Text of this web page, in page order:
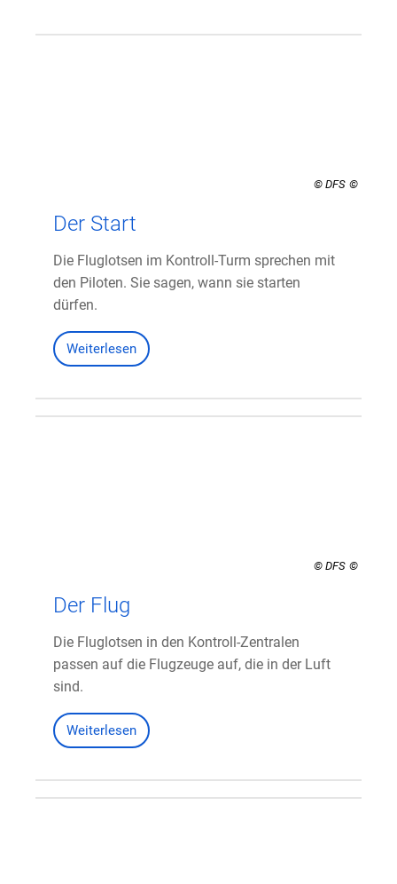
© DFS
Der Start
Die Fluglotsen im Kontroll-Turm sprechen mit
den Piloten. Sie sagen, wann sie starten
dürfen.
Weiterlesen
© DFS
Der Flug
Die Fluglotsen in den Kontroll-Zentralen
passen auf die Flugzeuge auf, die in der Luft
sind.
Weiterlesen